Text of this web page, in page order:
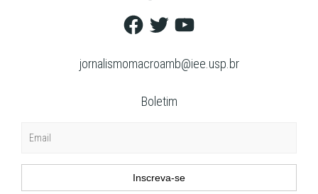
Facebook
TwitterYouTube
jornalismomacroamb@iee.usp.br
Boletim